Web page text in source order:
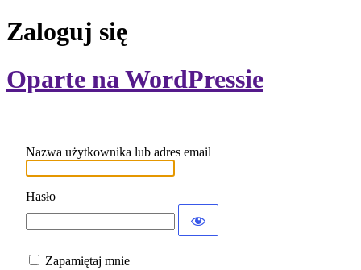
Zaloguj się
Oparte na WordPressie
Nazwa użytkownika lub adres email
Hasło
Zapamiętaj mnie